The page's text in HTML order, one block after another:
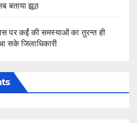
बताया झूठ
पर कईं की समस्याओं का तुरन्त ही
सके जिलाधिकारी